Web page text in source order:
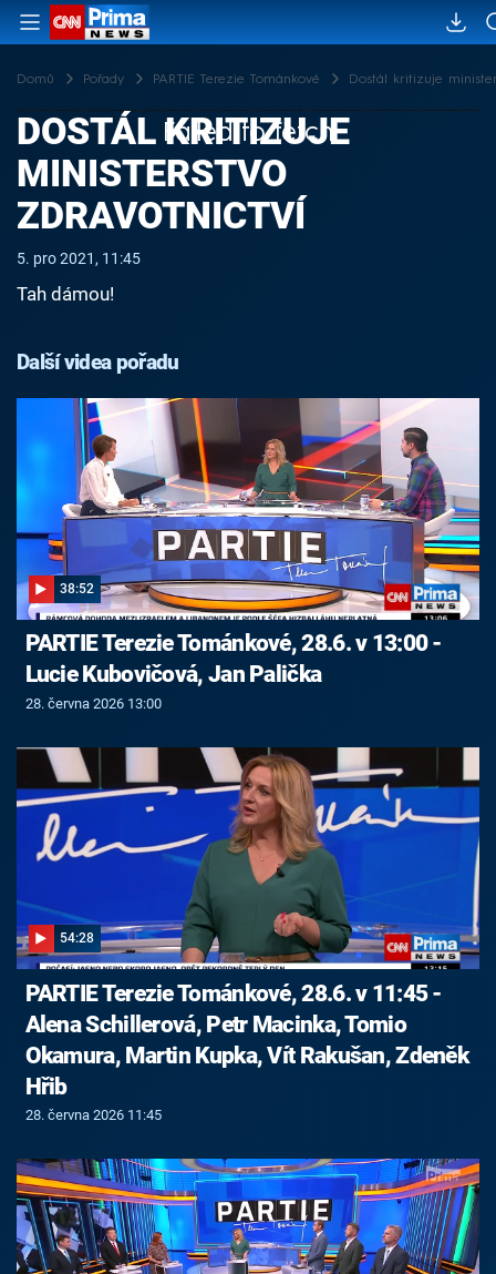
Domů Pořady PARTIE Terezie Tománkové Dostál kritizuje
Failed to fetch
DOSTÁL KRITIZUJE
MINISTERSTVO
ZDRAVOTNICTVÍ
5. pro 2021, 11:45
Tah dámou!
Další videa pořadu
38:52
PARTIE Terezie Tománkové, 28.6. v 13:00 -
Lucie Kubovičová, Jan Palička
28. června 2026 13:00
54:28
PARTIE Terezie Tománkové, 28.6. v 11:45 -
Alena Schillerová, Petr Macinka, Tomio
Okamura, Martin Kupka, Vít Rakušan, Zdeněk
Hřib
28. června 2026 11:45